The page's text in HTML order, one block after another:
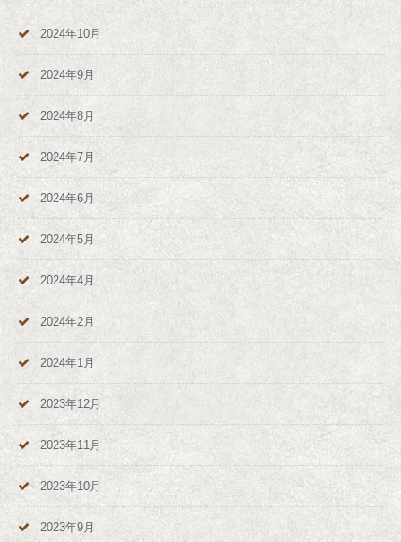
2024年10月
2024年9月
2024年8月
2024年7月
2024年6月
2024年5月
2024年4月
2024年2月
2024年1月
2023年12月
2023年11月
2023年10月
2023年9月